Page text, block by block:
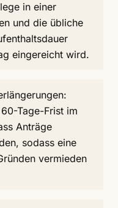
in einer
und die übliche
eingereicht wird.
Tage-Frist im
Anträge
sodass eine
vermieden